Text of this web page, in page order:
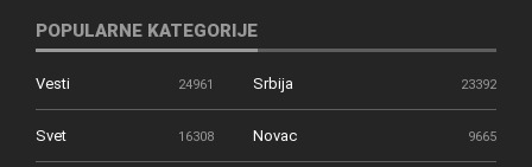
POPULARNE KATEGORIJE
Vesti 24961 Srbija 23392
Svet 16308 Novac 9665